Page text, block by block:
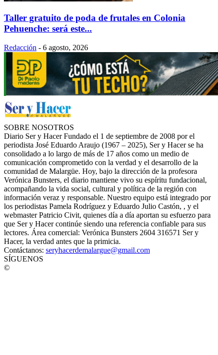
Taller gratuito de poda de frutales en Colonia
Pehuenche: será este...
Redacción - 6 agosto, 2026
SOBRE NOSOTROS
Diario Ser y Hacer Fundado el 1 de septiembre de 2008 por el
periodista José Eduardo Araujo (1967 – 2025), Ser y Hacer se ha
consolidado a lo largo de más de 17 años como un medio de
comunicación comprometido con la verdad y el desarrollo de la
comunidad de Malargüe. Hoy, bajo la dirección de la profesora
Verónica Bunsters, el diario mantiene vivo su espíritu fundacional,
acompañando la vida social, cultural y política de la región con
información veraz y responsable. Nuestro equipo está integrado por
los periodistas Pamela Rodríguez y Eduardo Julio Castón, , y el
webmaster Patricio Civit, quienes día a día aportan su esfuerzo para
que Ser y Hacer continúe siendo una referencia confiable para sus
lectores. Área comercial: Verónica Bunsters 2604 316571 Ser y
Hacer, la verdad antes que la primicia.
Contáctanos: seryhacerdemalargue@gmail.com
SÍGUENOS
©